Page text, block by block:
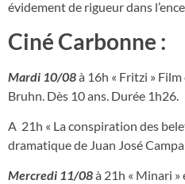
évidement de rigueur dans
Ciné Carbonne :
Mardi 10/08à 16h « Fritzi »
Bruhn. Dès 10 ans. Durée 1h26.
A 21h « La conspiration des
dramatique de Juan José
Mercredi 11/08à 21h « Minari